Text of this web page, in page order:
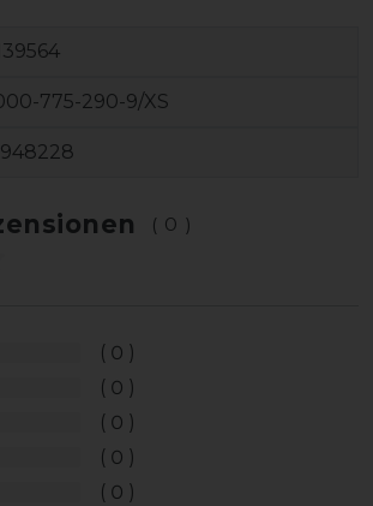
775-290-9/XS
(0)
0
0
0
0
0